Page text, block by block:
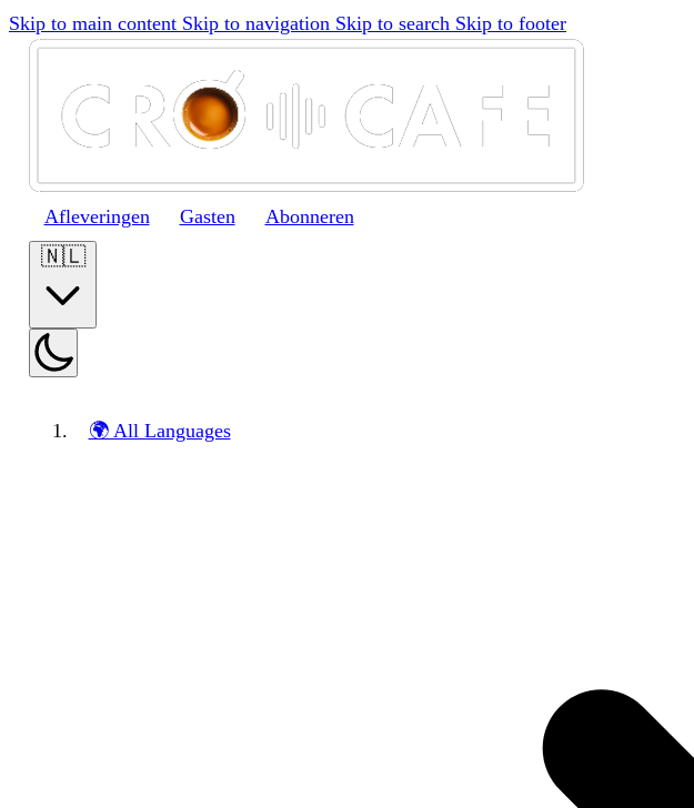
Skip to main content Skip to navigation Skip to search Skip to footer
Afleveringen Gasten Abonneren
🇳🇱
🌍 All Languages